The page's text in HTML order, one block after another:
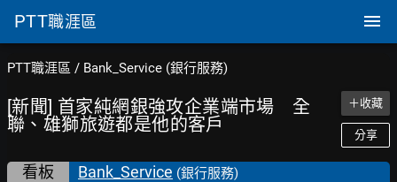
PTT職涯區
PTT職涯區 / Bank_Service (銀行服務)
[新聞] 首家純網銀強攻企業端市場 全
聯、雄獅旅遊都是他的客戶
＋收藏
分享
看板 Bank_Service (銀行服務)